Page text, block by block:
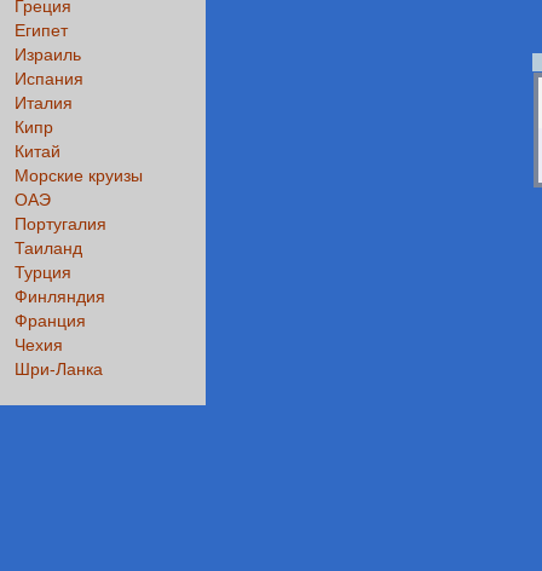
Греция
Египет
Израиль
Испания
Италия
Кипр
Китай
Морские круизы
ОАЭ
Португалия
Таиланд
Турция
Финляндия
Франция
Чехия
Шри-Ланка